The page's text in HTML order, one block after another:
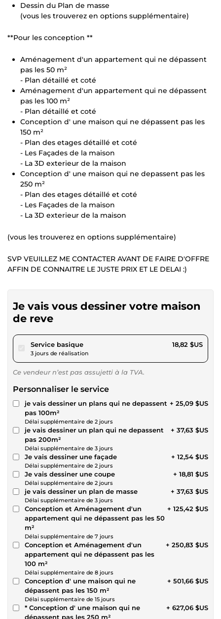
Dessin du Plan de masse
(vous les trouverez en options supplémentaire)
**Pour les conception **
Aménagement d'un appartement qui ne dépassent
pas les 50 m²
- Plan détaillé et coté
Aménagement d'un appartement qui ne dépassent
pas les 100 m²
- Plan détaillé et coté
Conception d' une maison qui ne dépassent pas les
150 m²
- Plan des etages détaillé et coté
- Les Façades de la maison
- La 3D exterieur de la maison
Conception d' une maison qui ne depassent pas les
250 m²
- Plan des etages détaillé et coté
- Les Façades de la maison
- La 3D exterieur de la maison
(vous les trouverez en options supplémentaire)
SVP VEUILLEZ ME CONTACTER AVANT DE FAIRE D'OFFRE
AFFIN DE CONNAITRE LE JUSTE PRIX ET LE DELAI :)
Je vais vous dessiner votre maison
de reve
Service basiquepour 17,34 $US
3 jours de réalisation
18,82 $US
Ce vendeur n’est pas assujetti à la TVA.
Personnaliser le service
je vais dessiner un plans qui ne depassent
pas 100m²
Délai supplémentaire de 2 jours
+ 25,09 $US
je vais dessiner un plan qui ne depassent
pas 200m²
Délai supplémentaire de 3 jours
+ 37,63 $US
Je vais dessiner une façade
Délai supplémentaire de 2 jours
+ 12,54 $US
Je vais dessiner une coupe
Délai supplémentaire de 2 jours
+ 18,81 $US
je vais dessiner un plan de masse
Délai supplémentaire de 3 jours
+ 37,63 $US
Conception et Aménagement d'un
appartement qui ne dépassent pas les 50
m²
Délai supplémentaire de 7 jours
+ 125,42 $US
Conception et Aménagement d'un
appartement qui ne dépassent pas les
100 m²
Délai supplémentaire de 8 jours
+ 250,83 $US
Conception d' une maison qui ne
dépassent pas les 150 m²
Délai supplémentaire de 15 jours
+ 501,66 $US
* Conception d' une maison qui ne
dépassent pas les 250 m²
+ 627,06 $US